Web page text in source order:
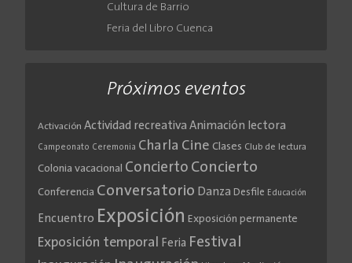
Cultura de Barrio
Feria del Libro Cuenca
Próximos eventos
Activación Actividad recreativa Animación lectora
Campeonato Ceremonia Charla Cine Clases Club de lectura
Colonia vacacional Concierto Concierto
Conferencia Conversatorio Danza Desfile Educación
Encuentro Exposición Exposición permanente
Exposición temporal Feria Festival